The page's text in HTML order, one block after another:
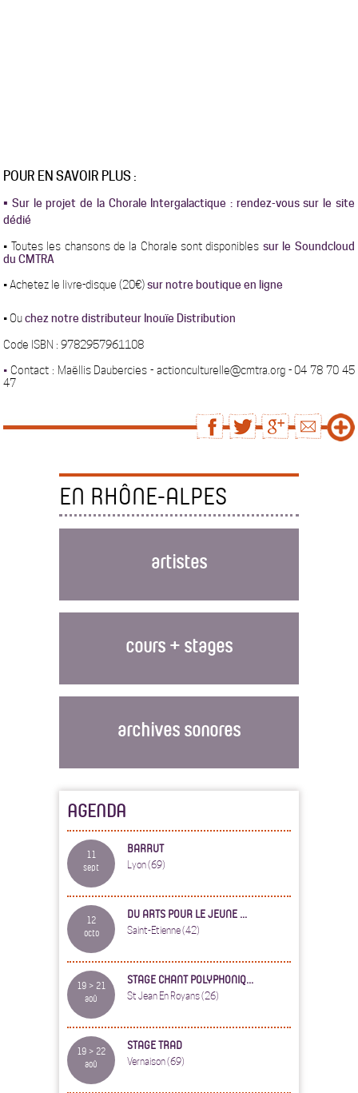
POUR EN SAVOIR PLUS :
•Sur le projet de la Chorale Intergalactique : rendez-vous sur le site
dédié
• Toutes les chansons de la Chorale sont disponibles sur le Soundcloud
du CMTRA
• Achetez le livre-disque (20€)sur notre boutique en ligne
• Ouchez notre distributeur Inouïe Distribution
Code ISBN : 9782957961108
•Contact : Maëllis Daubercies - actionculturelle@cmtra.org - 04 78 70 45
47
EN RHÔNE-ALPES
artistes
cours + stages
archives sonores
AGENDA
11
sept
BARRUT
Lyon (69)
12
octo
DU ARTS POUR LE JEUNE ...
Saint-Etienne (42)
19 > 21
aoû
STAGE CHANT POLYPHONIQ...
St Jean En Royans (26)
19 > 22
aoû
STAGE TRAD
Vernaison (69)